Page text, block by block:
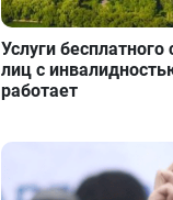
Услуги
лиц с
работает